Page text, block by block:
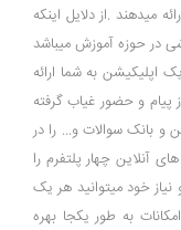
میدهند .از دلایل اینکه
در حوزه آموزش میباشد
اپلیکیشن به شما ارائه
پیام و حضور غیاب گرفته
و بانک سوالات و... را در
آنلاین چهار پلتفرم را
خود میتوانید هر یک
به طور یکجا بهره